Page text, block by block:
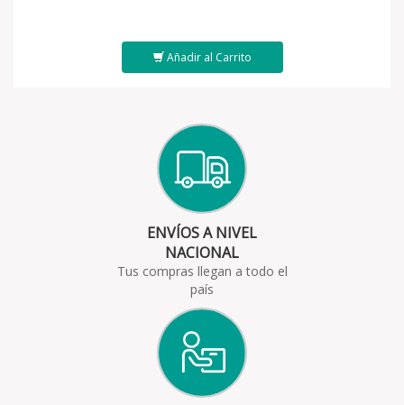
Añadir al Carrito
ENVÍOS A NIVEL
NACIONAL
Tus compras llegan a todo el
país